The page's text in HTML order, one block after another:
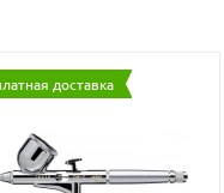
доставка